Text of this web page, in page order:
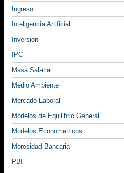
Ingreso
Inteligencia Artificial
Inversion
IPC
Masa Salarial
Medio Ambiente
Mercado Laboral
Modelos de Equilibrio General
Modelos Econometricos
Morosidad Bancaria
PBI